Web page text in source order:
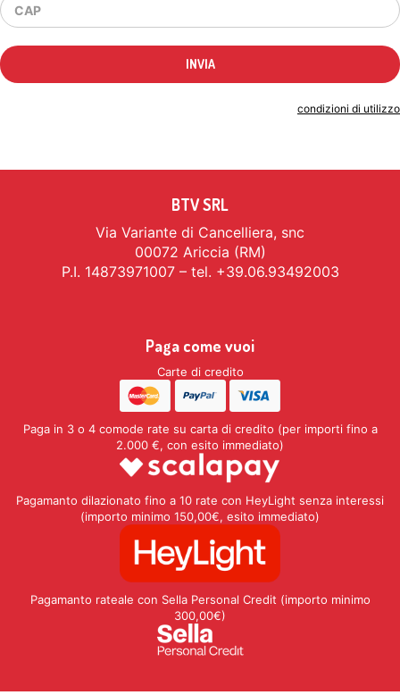
condizioni di utilizzo
BTV SRL
Via Variante di Cancelliera, snc
00072 Ariccia (RM)
P.I. 14873971007 – tel. +39.06.93492003
Paga come vuoi
Carte di credito
Paga in 3 o 4 comode rate su carta di credito (per importi fino a
2.000 €, con esito immediato)
Pagamanto dilazionato fino a 10 rate con HeyLight senza interessi
(importo minimo 150,00€, esito immediato)
Pagamanto rateale con Sella Personal Credit (importo minimo
300,00€)